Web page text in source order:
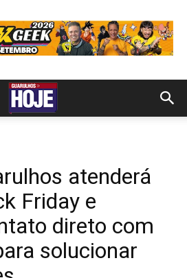
atenderá
Friday e
direto com
solucionar